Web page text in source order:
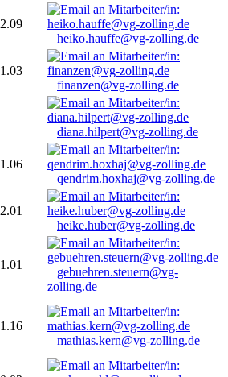
2.09
heiko.hauffe@vg-zolling.de
1.03
finanzen@vg-zolling.de
diana.hilpert@vg-zolling.de
1.06
qendrim.hoxhaj@vg-zolling.de
2.01
heike.huber@vg-zolling.de
1.01
gebuehren.steuern@vg-
zolling.de
1.16
mathias.kern@vg-zolling.de